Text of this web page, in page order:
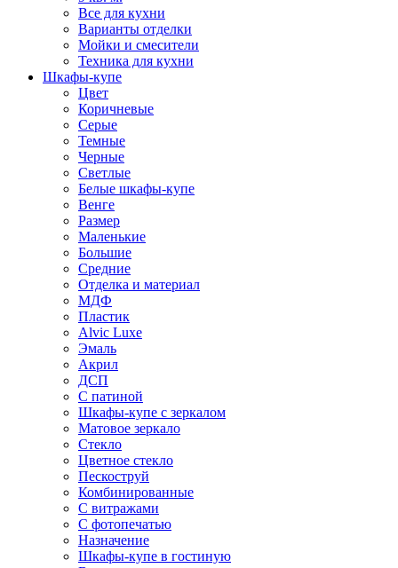
Все для кухни
Варианты отделки
Мойки и смесители
Техника для кухни
Шкафы-купе
Цвет
Коричневые
Серые
Темные
Черные
Светлые
Белые шкафы-купе
Венге
Размер
Маленькие
Большие
Средние
Отделка и материал
МДФ
Пластик
Alvic Luxe
Эмаль
Акрил
ДСП
С патиной
Шкафы-купе с зеркалом
Матовое зеркало
Стекло
Цветное стекло
Пескоструй
Комбинированные
С витражами
С фотопечатью
Назначение
Шкафы-купе в гостиную